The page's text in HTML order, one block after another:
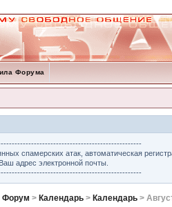
Форума
спамерских атак, автоматическая
адрес электронной почты.
Форум > Календарь > Календарь >